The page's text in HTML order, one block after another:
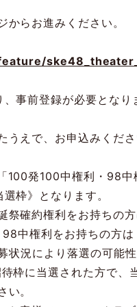
からお進みください。
事前登録が必要となり
うえで、お申込みくださ
100発100中権利・ 98中
枠》となります。
祭確約権利をお持ちの
98中権利をお持ちの方は
状況により落選の可能
枠に当選された方で、
い。